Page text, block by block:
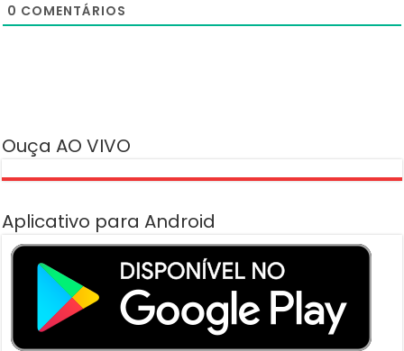
0 COMENTÁRIOS
Ouça AO VIVO
Aplicativo para Android